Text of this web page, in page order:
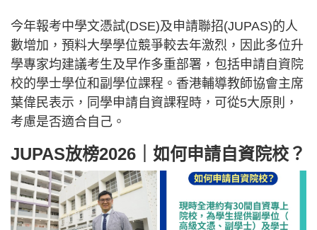
今年報考中學文憑試(DSE)及申請聯招(JUPAS)的人
數增加，預料大學學位競爭較去年激烈，因此多位升
學專家均建議考生及早作多重部署，包括申請自資院
校的學士學位和副學位課程。香港輔導教師協會主席
葉偉民表示，同學申請自資課程時，可從5大原則，
考慮是否適合自己。
JUPAS放榜2026｜如何申請自資院校？